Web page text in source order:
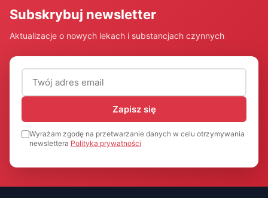
Subskrybuj newsletter
Aktualizacje o nowych lekach i substancjach czynnych
Adres email (wymagany)
Zapisz się
Wyrażam zgodę na przetwarzanie danych w celu otrzymywania
newslettera Polityka prywatności